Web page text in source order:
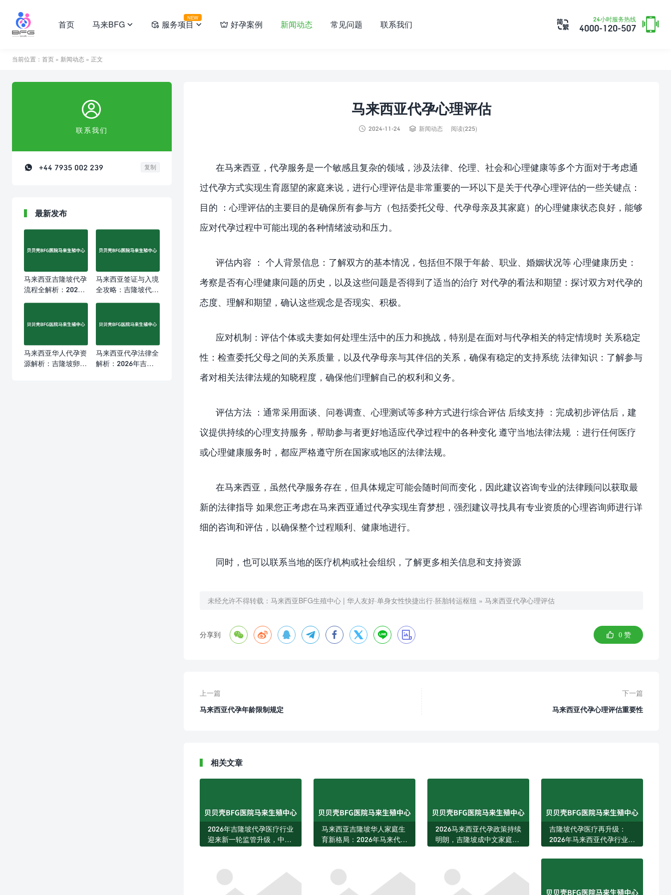
24小时服务热线
4000-120-507 

首页 马来BFG   服务项目
NEW
  好孕案例 新闻动态 常见问题 联系我们
当前位置： 首页 » 新闻动态 » 正文
马来西亚代孕心理评估
 2024-11-24  新闻动态 阅读(225)
在马来西亚，代孕服务是一个敏感且复杂的领域，涉及法律、伦理、社会和心理健康等多个方面对于考虑通
过代孕方式实现生育愿望的家庭来说，进行心理评估是非常重要的一环以下是关于代孕心理评估的一些关键点：
目的 ：心理评估的主要目的是确保所有参与方（包括委托父母、代孕母亲及其家庭）的心理健康状态良好，能够
应对代孕过程中可能出现的各种情绪波动和压力。
评估内容 ： 个人背景信息：了解双方的基本情况，包括但不限于年龄、职业、婚姻状况等 心理健康历史：
考察是否有心理健康问题的历史，以及这些问题是否得到了适当的治疗 对代孕的看法和期望：探讨双方对代孕的
态度、理解和期望，确认这些观念是否现实、积极。
应对机制：评估个体或夫妻如何处理生活中的压力和挑战，特别是在面对与代孕相关的特定情境时 关系稳定
性：检查委托父母之间的关系质量，以及代孕母亲与其伴侣的关系，确保有稳定的支持系统 法律知识：了解参与
者对相关法律法规的知晓程度，确保他们理解自己的权利和义务。
评估方法 ：通常采用面谈、问卷调查、心理测试等多种方式进行综合评估 后续支持 ：完成初步评估后，建
议提供持续的心理支持服务，帮助参与者更好地适应代孕过程中的各种变化 遵守当地法律法规 ：进行任何医疗
或心理健康服务时，都应严格遵守所在国家或地区的法律法规。
在马来西亚，虽然代孕服务存在，但具体规定可能会随时间而变化，因此建议咨询专业的法律顾问以获取最
新的法律指导 如果您正考虑在马来西亚通过代孕实现生育梦想，强烈建议寻找具有专业资质的心理咨询师进行详
细的咨询和评估，以确保整个过程顺利、健康地进行。
同时，也可以联系当地的医疗机构或社会组织，了解更多相关信息和支持资源
未经允许不得转载： 马来西亚BFG生殖中心 | 华人友好·单身女性快捷出行·胚胎转运枢纽 » 马来西亚代孕心理评估
分享到          0 赞
上一篇
马来西亚代孕年龄限制规定
下一篇
马来西亚代孕心理评估重要性
相关文章
2026年吉隆坡代孕医疗行业
迎来新一轮监管升级，中文
马来西亚吉隆坡华人家庭生
育新格局：2026年马来代孕
2026马来西亚代孕政策持续
明朗，吉隆坡成中文家庭海
吉隆坡代孕医疗再升级：
2026年马来西亚代孕行业迎

联系我们
 +44 7935 002 239 复制
最新发布
马来西亚吉隆坡代孕
流程全解析：2026
用指南
马来西亚签证与入境
全攻略：吉隆坡代孕
马来西亚华人代孕资
源解析：吉隆坡卵子
马来西亚代孕法律全
解析：2026年吉隆